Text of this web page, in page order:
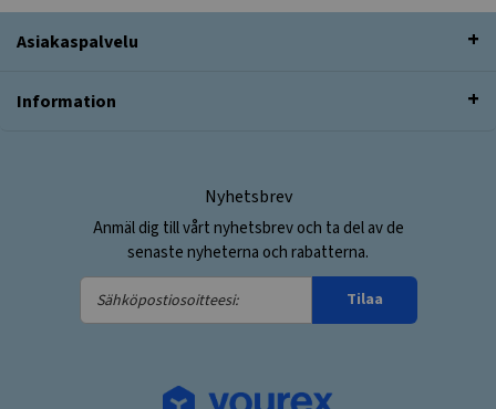
Asiakaspalvelu
Information
Nyhetsbrev
Anmäl dig till vårt nyhetsbrev och ta del av de
senaste nyheterna och rabatterna.
Sähköpostiosoitteesi:
Tilaa